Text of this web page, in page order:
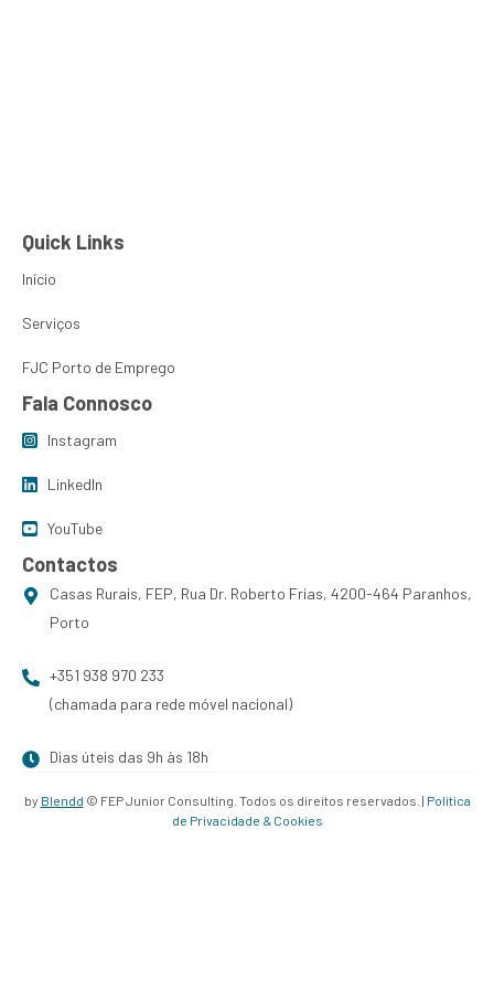
Quick Links
Início
Serviços
FJC Porto de Emprego
Fala Connosco
Instagram
LinkedIn
YouTube
Contactos
Casas Rurais, FEP, Rua Dr. Roberto Frias, 4200-464 Paranhos,
Porto
+351 938 970 233
(chamada para rede móvel nacional)
Dias úteis das 9h às 18h
by Blendd © FEP Junior Consulting. Todos os direitos reservados. | Política
de Privacidade & Cookies